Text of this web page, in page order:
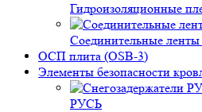
Гидроизоляционные
Соединительные ленты
ОСП плита (OSB-3)
Элементы безопасности
РУСЬ